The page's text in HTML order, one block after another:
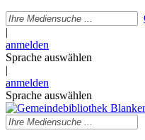
|
anmelden
Sprache auswählen
|
anmelden
Sprache auswählen